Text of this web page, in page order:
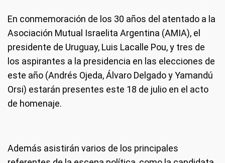
En conmemoración de los 30 años del atentado a la
Asociación Mutual Israelita Argentina (AMIA), el
presidente de Uruguay, Luis Lacalle Pou, y tres de
los aspirantes a la presidencia en las elecciones de
este año (Andrés Ojeda, Álvaro Delgado y Yamandú
Orsi) estarán presentes este 18 de julio en el acto
de homenaje.
Además asistirán varios de los principales